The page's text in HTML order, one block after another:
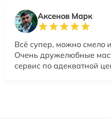
Аксенов Марк
Всё супер, можно смело
Очень дружелюбные
сервис по адекватной